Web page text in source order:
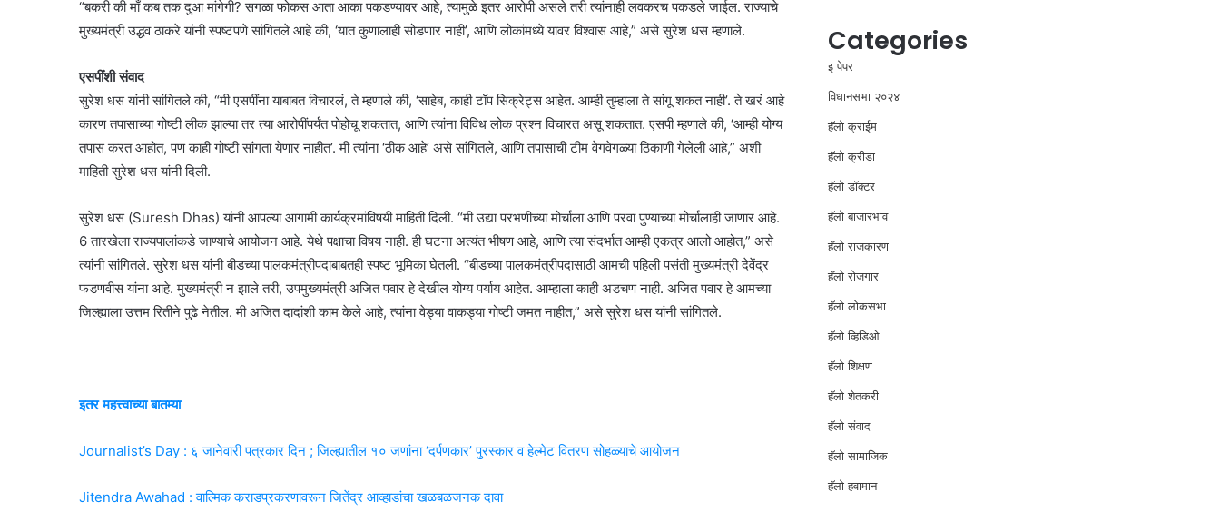
“बकरी की माँ कब तक दुआ मांगेगी? सगळा फोकस आता आका पकडण्यावर आहे, त्यामुळे इतर आरोपी असले तरी त्यांनाही लवकरच पकडले जाईल. राज्याचे
मुख्यमंत्री उद्धव ठाकरे यांनी स्पष्टपणे सांगितले आहे की, ‘यात कुणालाही सोडणार नाही’, आणि लोकांमध्ये यावर विश्वास आहे,” असे सुरेश धस म्हणाले.
एसपींशी संवाद
सुरेश धस यांनी सांगितले की, “मी एसपींना याबाबत विचारलं, ते म्हणाले की, ‘साहेब, काही टॉप सिक्रेट्स आहेत. आम्ही तुम्हाला ते सांगू शकत नाही’. ते खरं आहे
कारण तपासाच्या गोष्टी लीक झाल्या तर त्या आरोपींपर्यंत पोहोचू शकतात, आणि त्यांना विविध लोक प्रश्न विचारत असू शकतात. एसपी म्हणाले की, ‘आम्ही योग्य
तपास करत आहोत, पण काही गोष्टी सांगता येणार नाहीत’. मी त्यांना ‘ठीक आहे’ असे सांगितले, आणि तपासाची टीम वेगवेगळ्या ठिकाणी गेलेली आहे,” अशी
माहिती सुरेश धस यांनी दिली.
सुरेश धस (Suresh Dhas) यांनी आपल्या आगामी कार्यक्रमांविषयी माहिती दिली. “मी उद्या परभणीच्या मोर्चाला आणि परवा पुण्याच्या मोर्चालाही जाणार आहे.
6 तारखेला राज्यपालांकडे जाण्याचे आयोजन आहे. येथे पक्षाचा विषय नाही. ही घटना अत्यंत भीषण आहे, आणि त्या संदर्भात आम्ही एकत्र आलो आहोत,” असे
त्यांनी सांगितले. सुरेश धस यांनी बीडच्या पालकमंत्रीपदाबाबतही स्पष्ट भूमिका घेतली. “बीडच्या पालकमंत्रीपदासाठी आमची पहिली पसंती मुख्यमंत्री देवेंद्र
फडणवीस यांना आहे. मुख्यमंत्री न झाले तरी, उपमुख्यमंत्री अजित पवार हे देखील योग्य पर्याय आहेत. आम्हाला काही अडचण नाही. अजित पवार हे आमच्या
जिल्ह्याला उत्तम रितीने पुढे नेतील. मी अजित दादांशी काम केले आहे, त्यांना वेड्या वाकड्या गोष्टी जमत नाहीत,” असे सुरेश धस यांनी सांगितले.
इतर महत्त्वाच्या बातम्या
Journalist’s Day : ६ जानेवारी पत्रकार दिन ; जिल्ह्यातील १० जणांना ‘दर्पणकार’ पुरस्कार व हेल्मेट वितरण सोहळ्याचे आयोजन
Jitendra Awahad : वाल्मिक कराडप्रकरणावरून जितेंद्र आव्हाडांचा खळबळजनक दावा
Categories
इ पेपर
विधानसभा २०२४
⁠हॅलो क्राईम
हॅलो क्रीडा
हॅलो डॉक्टर
हॅलो बाजारभाव
हॅलो राजकारण
⁠हॅलो रोजगार
हॅलो लोकसभा
⁠हॅलो व्हिडिओ
हॅलो शिक्षण
⁠हॅलो शेतकरी
⁠हॅलो संवाद
हॅलो सामाजिक
हॅलो हवामान